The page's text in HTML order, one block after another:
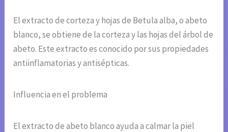
El extracto de corteza y hojas de Betula alba, o abeto
blanco, se obtiene de la corteza y las hojas del árbol de
abeto. Este extracto es conocido por sus propiedades
antiinflamatorias y antisépticas.
Influencia en el problema
El extracto de abeto blanco ayuda a calmar la piel